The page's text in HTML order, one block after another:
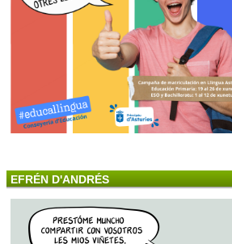
EFRÉN D'ANDRÉS